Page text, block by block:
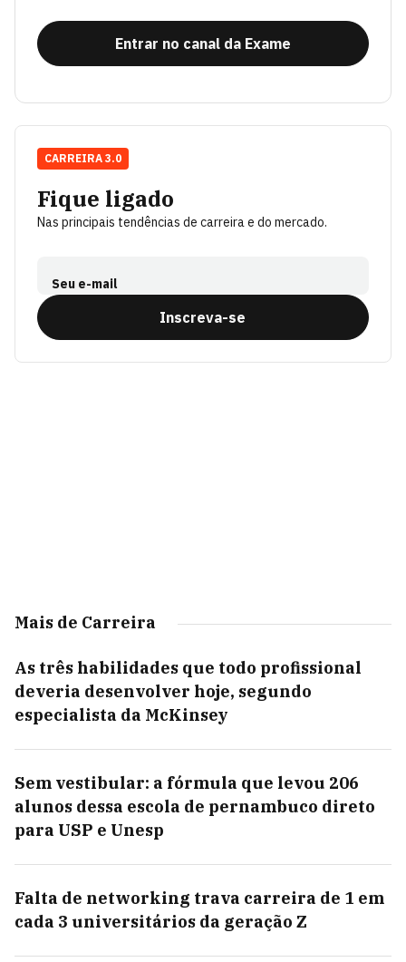
Entrar no canal da Exame
Fique ligado
Nas principais tendências de carreira e do mercado.
Seu e-mail
Inscreva-se
CARREIRA 3.0
Mais de Carreira
As três habilidades que todo profissional
deveria desenvolver hoje, segundo
especialista da McKinsey
Sem vestibular: a fórmula que levou 206
alunos dessa escola de pernambuco direto
para USP e Unesp
Falta de networking trava carreira de 1 em
cada 3 universitários da geração Z